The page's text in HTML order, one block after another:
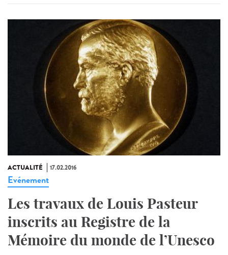
ACTUALITÉ 17.02.2016
Evénement
Les travaux de Louis Pasteur
inscrits au Registre de la
Mémoire du monde de l’Unesco